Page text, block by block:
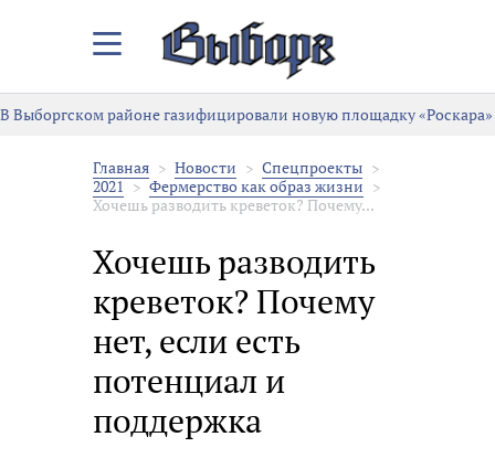
Закрыть/
меню
В Выборгском районе газифицировали новую площадку «Роскара»
Главная Новости
Спецпроекты
2021
Фермерство как образ жизни
Хочешь разводить креветок? Почему...
Хочешь разводить
креветок? Почему
нет, если есть
потенциал и
поддержка